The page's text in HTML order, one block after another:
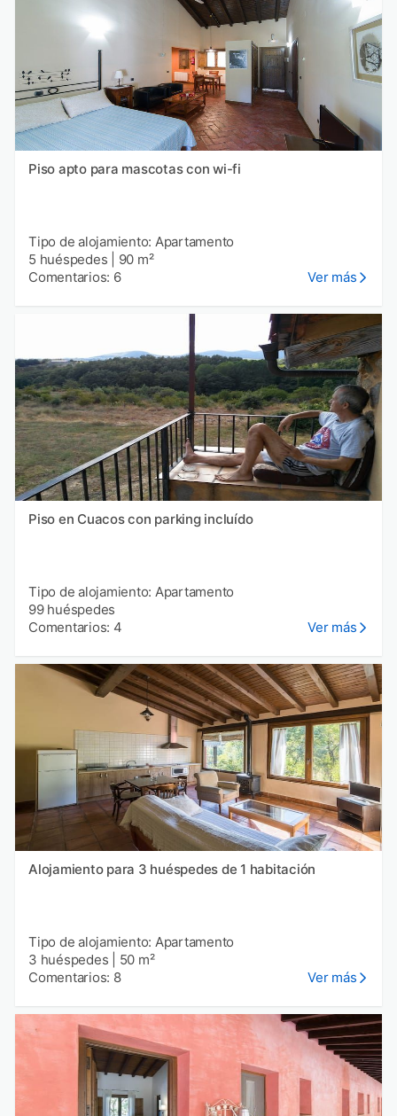
Piso apto para mascotas con wi-fi
Tipo de alojamiento: Apartamento
5 huéspedes
90 m²
Comentarios: 6
Ver más
Piso en Cuacos con parking incluído
Tipo de alojamiento: Apartamento
99 huéspedes
Comentarios: 4
Ver más
Alojamiento para 3 huéspedes de 1 habitación
Tipo de alojamiento: Apartamento
3 huéspedes
50 m²
Comentarios: 8
Ver más